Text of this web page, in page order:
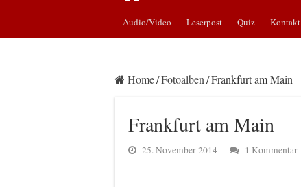
Audio/Video Leserpost Quiz Kontakt
Home/Fotoalben/Frankfurt am Main
Frankfurt am Main
25. November 2014 1 Kommentar